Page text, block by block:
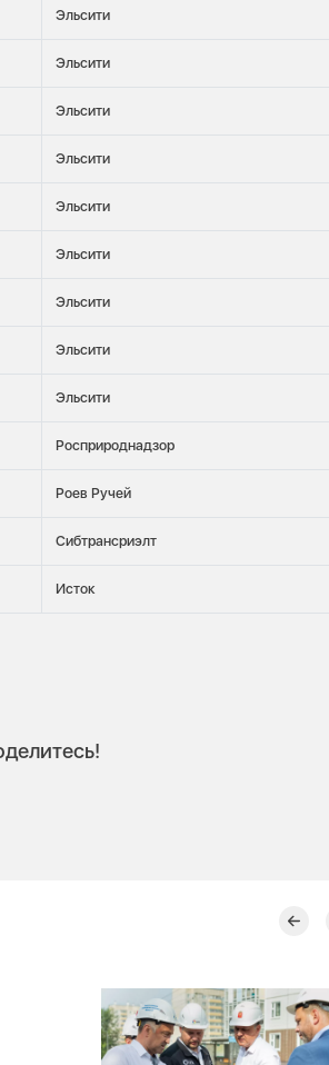
Эльсити
Эльсити
Эльсити
Эльсити
Эльсити
Эльсити
Эльсити
Эльсити
Эльсити
Росприроднадзор
Роев Ручей
Сибтрансриэлт
Исток